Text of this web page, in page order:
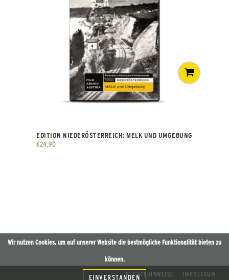
EDITION NIEDERÖSTERREICH: MELK UND UMGEBUNG
€24,90
RECHTSHINWEISE IMPRESSUM
Wir nutzen Cookies, um auf unserer Website die bestmögliche Funktionalität bieten zu
können.
EINVERSTANDEN